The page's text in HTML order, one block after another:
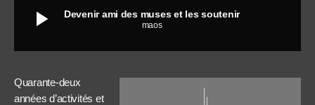
play_arrow Devenir ami des muses et les soutenir
maos
Quarante-deux
années d’activités et